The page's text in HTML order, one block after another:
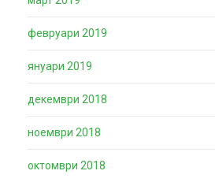
февруари 2019
януари 2019
декември 2018
ноември 2018
октомври 2018